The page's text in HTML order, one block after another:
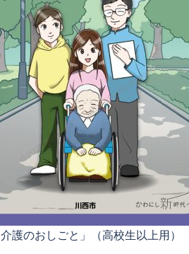
介護のおしごと」（高校生以上用）